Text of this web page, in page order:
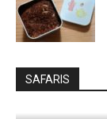
SAFARIS